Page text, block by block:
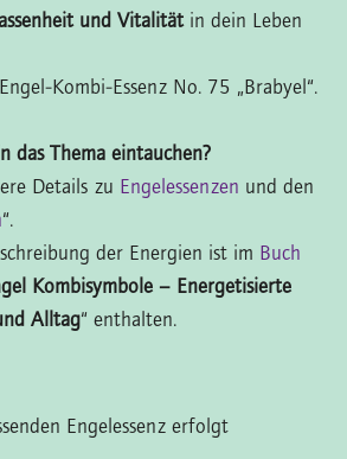
und Vitalität in dein Leben
Kombi-Essenz No. 75 „Brabyel“.
das Thema eintauchen?
Details zu Engelessenzen und den
“.
der Energien ist im Buch
Kombisymbole – Energetisierte
Alltag“ enthalten.
Engelessenz erfolgt